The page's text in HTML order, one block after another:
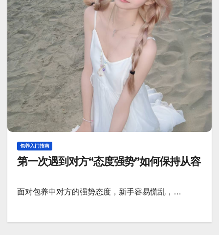
包养入门指南
第一次遇到对方“态度强势”如何保持从容
面对包养中对方的强势态度，新手容易慌乱，…